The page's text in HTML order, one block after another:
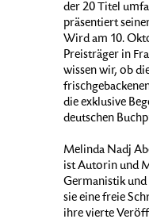
der 20 Titel
präsentiert
Wird am 10.
Preisträger in
wissen wir, ob
die exklusive
deutschen
Melinda Nadj
ist Autorin und
Germanistik und
sie eine freie
ihre vierte